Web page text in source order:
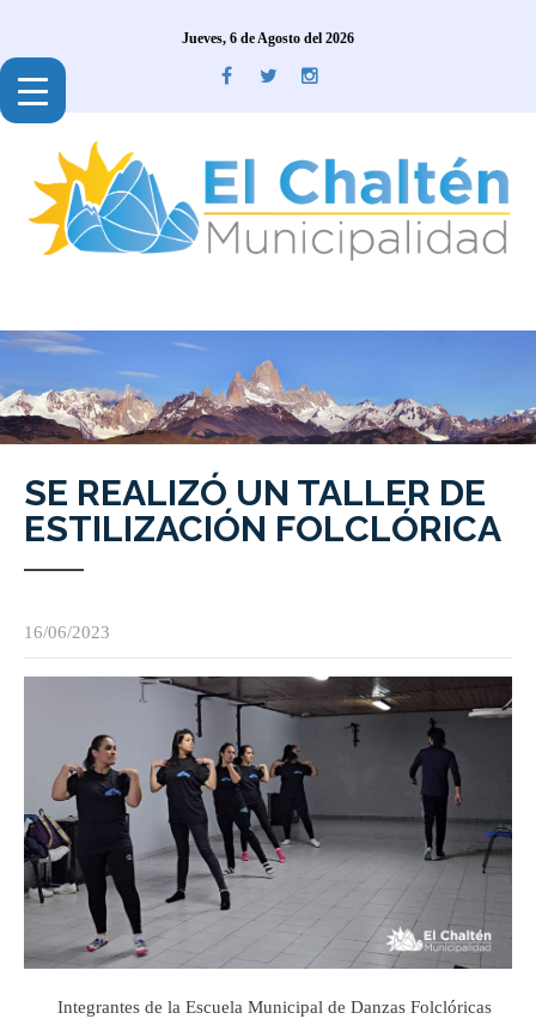
Jueves, 6 de Agosto del 2026
SE REALIZÓ UN TALLER DE
ESTILIZACIÓN FOLCLÓRICA
16/06/2023
Integrantes de la Escuela Municipal de Danzas Folclóricas